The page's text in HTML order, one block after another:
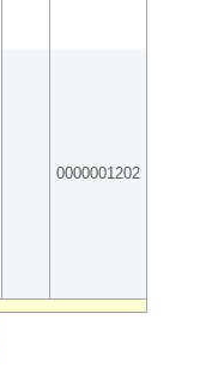
0000001202